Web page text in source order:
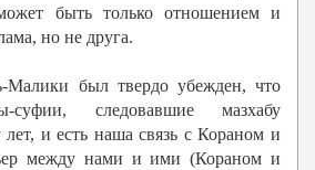
быть только отношением и
но не друга.
Малики был твердо убежден, что
суфии, следовавшие мазхабу
и есть наша связь с Кораном и
между нами и ими (Кораном и